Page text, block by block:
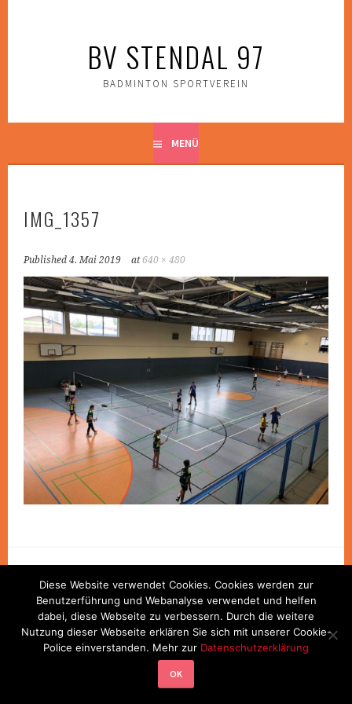
BV STENDAL 97
BADMINTON SPORTVEREIN
MENÜ
IMG_1357
Published4. Mai 2019 at 640 × 480
PROUDLY POWERED BY WORDPRESS |
THEME: SELA VON
WORDPRESS.COM.
Diese Website verwendet Cookies. Cookies werden zur
Benutzerführung und Webanalyse verwendet und helfen
dabei, diese Webseite zu verbessern. Durch die weitere
Nutzung dieser Webseite erklären Sie sich mit unserer Cookie-
Police einverstanden. Mehr zur Datenschutzerklärung
OK